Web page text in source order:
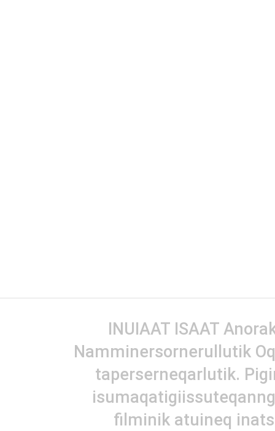
INUIAAT ISAAT
Namminersornerullutik
taperserneqarlutik.
filminik atuineq